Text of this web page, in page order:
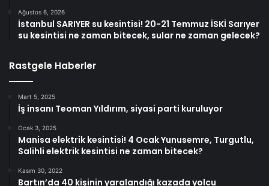
Ağustos 6, 2026
İstanbul SARIYER su kesintisi! 20-21 Temmuz İSKİ Sarıyer
su kesintisi ne zaman bitecek, sular ne zaman gelecek?
Rastgele Haberler
Mart 5, 2025
İş insanı Teoman Yıldırım, siyasi parti kuruluyor
Ocak 3, 2025
Manisa elektrik kesintisi! 4 Ocak Yunusemre, Turgutlu,
Salihli elektrik kesintisi ne zaman bitecek?
Kasım 30, 2022
Bartın’da 40 kişinin yaralandığı kazada yolcu